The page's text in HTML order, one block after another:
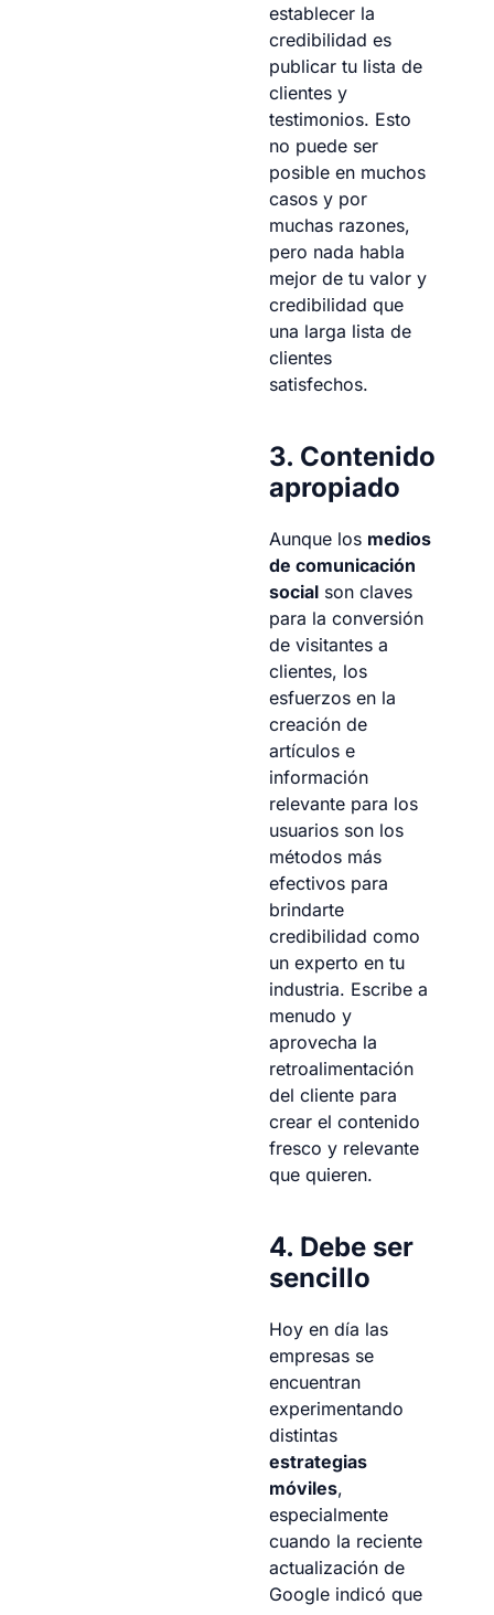
establecer la
credibilidad es
publicar tu lista de
clientes y
testimonios. Esto
no puede ser
posible en muchos
casos y por
muchas razones,
pero nada habla
mejor de tu valor y
credibilidad que
una larga lista de
clientes
satisfechos.
3. Contenido
apropiado
Aunque los medios
de comunicación
social son claves
para la conversión
de visitantes a
clientes, los
esfuerzos en la
creación de
artículos e
información
relevante para los
usuarios son los
métodos más
efectivos para
brindarte
credibilidad como
un experto en tu
industria. Escribe a
menudo y
aprovecha la
retroalimentación
del cliente para
crear el contenido
fresco y relevante
que quieren.
4. Debe ser
sencillo
Hoy en día las
empresas se
encuentran
experimentando
distintas
estrategias
móviles,
especialmente
cuando la reciente
actualización de
Google indicó que